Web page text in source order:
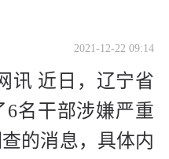
2021-12-22 09:14
讯 近日，辽宁省
名干部涉嫌严重
的消息，具体内